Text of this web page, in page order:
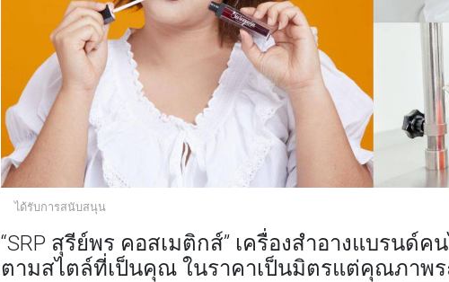
ได้รับการสนับสนุน
“SRP สุรีย์พร คอสเมติกส์” เครื่องสำอางแบรนด์ค
ตามสไตล์ที่เป็นคุณ ในราคาเป็นมิตรแต่คุณภาพร